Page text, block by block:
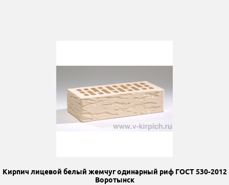
Кирпич лицевой белый жемчуг одинарный риф ГОСТ 530-2012
Воротынск